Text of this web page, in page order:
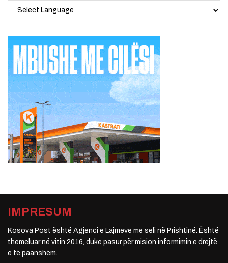
IMPRESUM
Kosova Post është Agjenci e Lajmeve me seli në Prishtinë. Është
themeluar në vitin 2016, duke pasur për mision informimin e drejtë
e të paanshëm.